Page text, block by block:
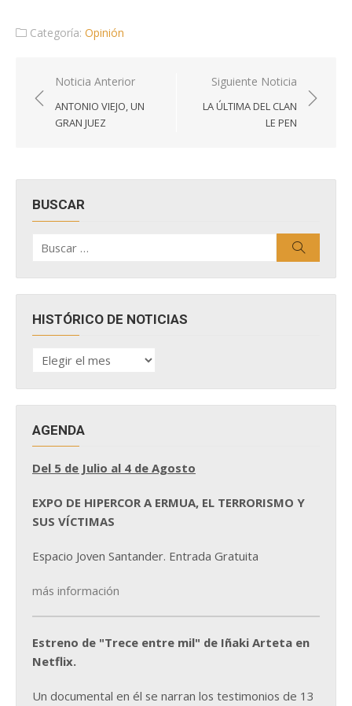
Categoría: Opinión
Navegación
de
entradas
Noticia Anterior
ANTONIO VIEJO, UN
GRAN JUEZ
Siguiente Noticia
LA ÚLTIMA DEL CLAN
LE PEN
BUSCAR
por:
HISTÓRICO DE NOTICIAS
HISTÓRICO
DE
AGENDA
Del 5 de Julio al 4 de Agosto
EXPO DE HIPERCOR A ERMUA, EL TERRORISMO Y
SUS VÍCTIMAS
Espacio Joven Santander. Entrada Gratuita
más información
Estreno de "Trece entre mil" de Iñaki Arteta en
Netflix.
Un documental en él se narran los testimonios de 13